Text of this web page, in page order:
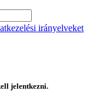
irányelveket
jelentkezni.